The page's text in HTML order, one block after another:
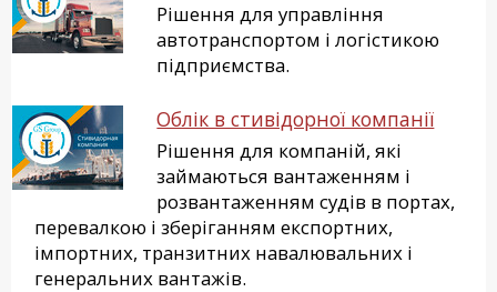
Рішення для управління
автотранспортом і логістикою
підприємства.
Облік в стивідорної компанії
Рішення для компаній, які
займаються вантаженням і
розвантаженням судів в портах,
перевалкою і зберіганням експортних,
імпортних, транзитних навалювальних і
генеральних вантажів.